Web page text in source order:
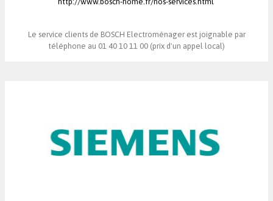
Le service clients de BOSCH Electroménager est joignable par
téléphone au 01 40 10 11 00 (prix d'un appel local)